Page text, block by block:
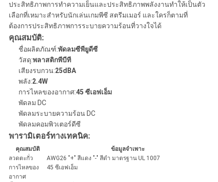
ประสิทธิภาพการทำความเย็นและประสิทธิภาพพลังงานทำให้เป็นตัว
เลือกที่เหมาะสำหรับนักเล่นเกมพีซี สตรีมเมอร์ และใครก็ตามที่
ต้องการประสิทธิภาพการระบายความร้อนที่วางใจได้
คุณสมบัติ:
ชื่อผลิตภัณฑ์:พัดลมซีพียูดีซี
วัสดุ:พลาสติกพีบีที
เสียงรบกวน:25dBA
พลัง:2.4W
การไหลของอากาศ:45 ซีเอฟเอ็ม
พัดลม DC
พัดลมระบายความร้อน DC
พัดลมคอมพิวเตอร์ดีซี
พารามิเตอร์ทางเทคนิค:
คุณสมบัติ
ข้อมูลจำเพาะ
ลวดตะกั่ว
AWG26 "+" สีแดง "-" สีดำ มาตรฐาน UL 1007
การไหลของ
อากาศ
45 ซีเอฟเอ็ม